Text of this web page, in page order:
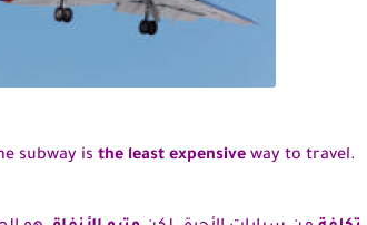
subway is the least expensive way to travel.